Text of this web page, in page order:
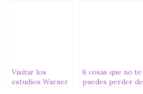
Visitar los
estudios Warner
6 cosas que no te
puedes perder de